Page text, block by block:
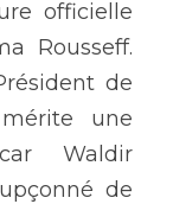
officielle
Rousseff.
de
une
Waldir
de